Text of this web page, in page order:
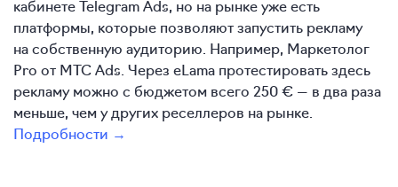
кабинете Telegram Ads, но на рынке уже есть
платформы, которые позволяют запустить рекламу
на собственную аудиторию. Например, Маркетолог
Pro от МТС Ads. Через eLama протестировать здесь
рекламу можно с бюджетом всего 250 € — в два раза
меньше, чем у других реселлеров на рынке.
Подробности →